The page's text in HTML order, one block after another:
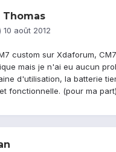
Thomas
10 août 2012
custom sur Xdaforum,
mais je n'ai eu aucun
d'utilisation, la batterie
fonctionnelle. (pour ma part)